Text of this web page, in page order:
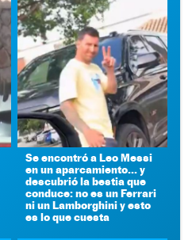
Se encontró a Leo Messi
en un aparcamiento... y
descubrió la bestia que
conduce: no es un Ferrari
ni un Lamborghini y esto
es lo que cuesta